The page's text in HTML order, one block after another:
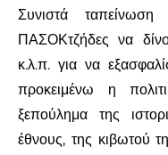
Συνιστά
ΠΑΣΟΚτζήδες να
κ.λ.π. για να
προκειμένω η
ξεπούλημα της
έθνους, της κιβωτού